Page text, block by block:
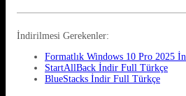
İndirilmesi Gerekenler:
Formatlık Windows 10 Pro 2025
StartAllBack İndir Full Türkçe
BlueStacks İndir Full Türkçe